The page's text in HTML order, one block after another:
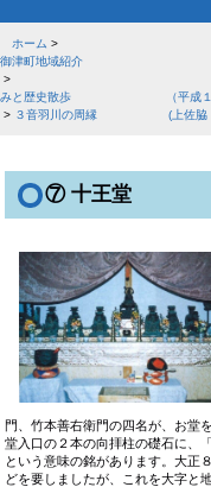
ホーム
御津町地域紹介
みと歴史散歩 （平成１１
３音羽川の周縁 (上佐脇・
⑦ 十王堂
門、竹本善右衛門の四名が、お堂
堂入口の２本の向拝柱の礎石に、
という意味の銘があります。大正
どを要しましたが、これを大字と